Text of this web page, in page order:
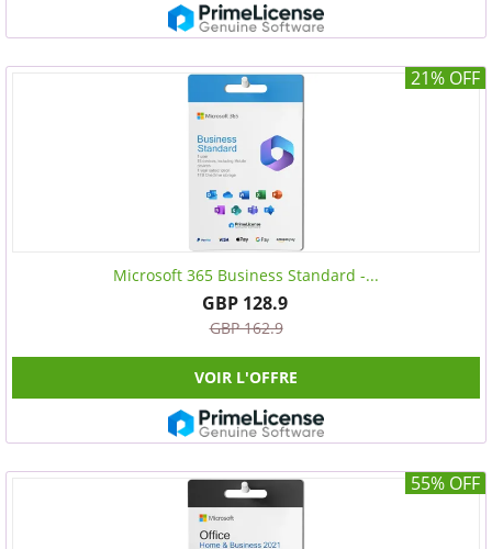
21% OFF
Microsoft 365 Business Standard -...
GBP 128.9
GBP 162.9
VOIR L'OFFRE
55% OFF